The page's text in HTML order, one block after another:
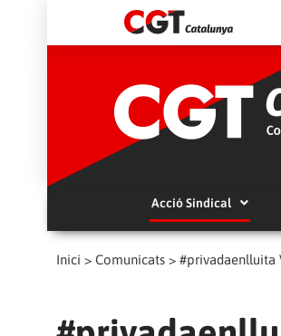
Acció Sindical
Inici > Comunicats > #privadaenlluita